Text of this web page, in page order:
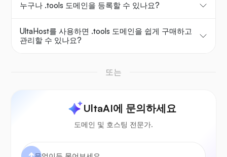
누구나 .tools 도메인을 등록할 수 있나요?
UltaHost를 사용하면 .tools 도메인을 쉽게 구매하고
관리할 수 있나요?
또는
UltaAI에 문의하세요
도메인 및 호스팅 전문가.